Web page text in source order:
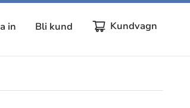
in Bli kund Kundvagn